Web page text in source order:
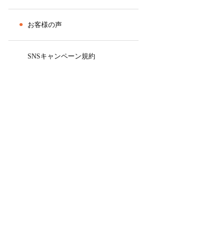
⚫︎ お客様の声
SNSキャンペーン規約